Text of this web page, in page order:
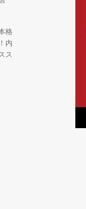
格
内
ス